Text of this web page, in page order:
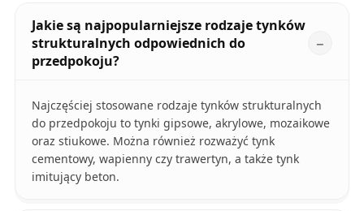
Jakie są najpopularniejsze rodzaje tynków
strukturalnych odpowiednich do
przedpokoju?
Najczęściej stosowane rodzaje tynków strukturalnych
do przedpokoju to tynki gipsowe, akrylowe, mozaikowe
oraz stiukowe. Można również rozważyć tynk
cementowy, wapienny czy trawertyn, a także tynk
imitujący beton.